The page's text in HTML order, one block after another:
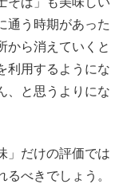
通う時期があった
から消えていくと
利用するようにな
、と思うよりにな
」だけの評価では
べきでしょう。